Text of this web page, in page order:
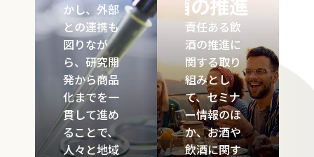
かし、外部
との連携も
図りなが
ら、研究開
発から商品
化までを一
貫して進め
ることで、
人々と地域
酒の推進
責任ある飲
酒の推進に
関する取り
組みとし
て、セミナ
ー情報のほ
か、お酒や
飲酒に関す